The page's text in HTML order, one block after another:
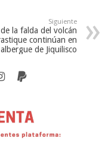
Siguiente
la falda del volcán
continúan en
de Jiquilisco